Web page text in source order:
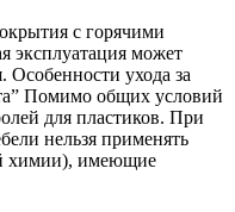
с горячими
эксплуатация может
ухода за
Помимо общих условий
для пластиков. При
нельзя применять
химии), имеющие